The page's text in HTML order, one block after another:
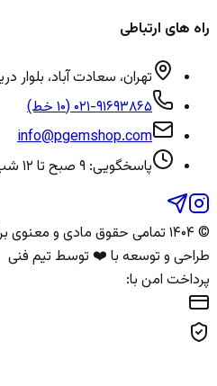
راه های ارتباطی
تهران، سعادت آباد، بلوار دریا،
۰۲۱-۹۱۶۹۳۸۶۵ (۱۰ خط)
info@pgemshop.com
پاسخگویی: ۹ صبح تا ۱۲ شب
© ۱۴۰۴ تمامی حقوق مادی و معنوی برای
طراحی و توسعه با ❤️ توسط تیم فنی
پرداخت امن با: